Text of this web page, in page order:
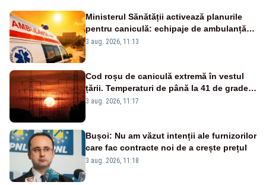
Ministerul Sănătății activează planurile
pentru caniculă: echipaje de ambulanță
suplimentate, stocuri de medicamente
3 aug. 2026, 11:13
Cod roșu de caniculă extremă în vestul
țării. Temperaturi de până la 41 de grade
până miercuri
3 aug. 2026, 11:17
Bușoi: Nu am văzut intenții ale furnizorilor
care fac contracte noi de a crește prețul
3 aug. 2026, 11:18